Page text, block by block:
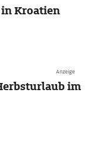
in Kroatien
Anzeige
im